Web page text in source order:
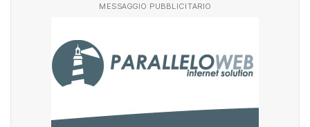
MESSAGGIO PUBBLICITARIO